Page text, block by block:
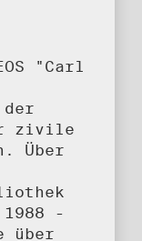
"Carl
zivile
Über
-
über